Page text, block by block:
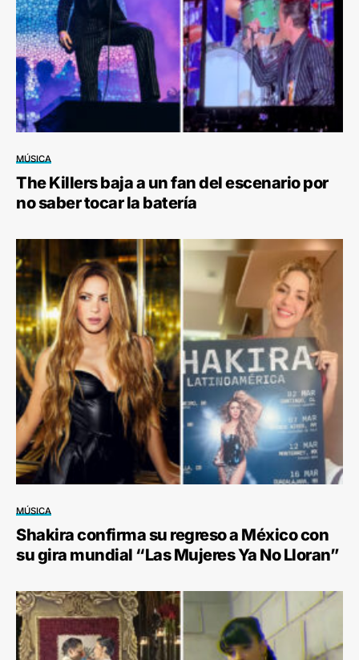
MÚSICA
The Killers baja a un fan del escenario por
no saber tocar la batería
MÚSICA
Shakira confirma su regreso a México con
su gira mundial “Las Mujeres Ya No Lloran”